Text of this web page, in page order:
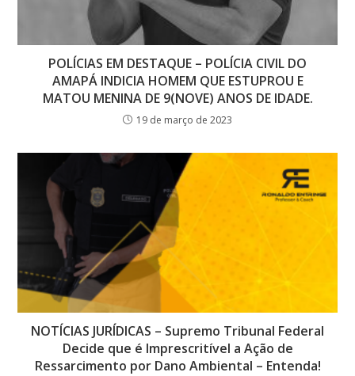
POLÍCIAS EM DESTAQUE – POLÍCIA CIVIL DO
AMAPÁ INDICIA HOMEM QUE ESTUPROU E
MATOU MENINA DE 9(NOVE) ANOS DE IDADE.
19 de março de 2023
NOTÍCIAS JURÍDICAS – Supremo Tribunal Federal
Decide que é Imprescritível a Ação de
Ressarcimento por Dano Ambiental – Entenda!